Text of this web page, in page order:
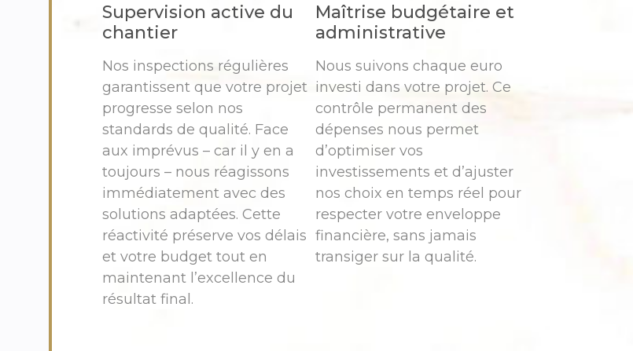
Supervision active du
chantier
Nos inspections régulières
garantissent que votre projet
progresse selon nos
standards de qualité. Face
aux imprévus – car il y en a
toujours – nous réagissons
immédiatement avec des
solutions adaptées. Cette
réactivité préserve vos délais
et votre budget tout en
maintenant l’excellence du
résultat final.
Maîtrise budgétaire et
administrative
Nous suivons chaque euro
investi dans votre projet. Ce
contrôle permanent des
dépenses nous permet
d’optimiser vos
investissements et d’ajuster
nos choix en temps réel pour
respecter votre enveloppe
financière, sans jamais
transiger sur la qualité.